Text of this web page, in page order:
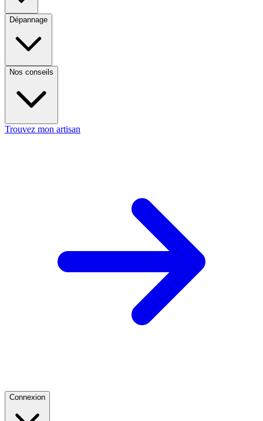
Dépannage
Nos conseils
Trouvez mon artisan
Connexion